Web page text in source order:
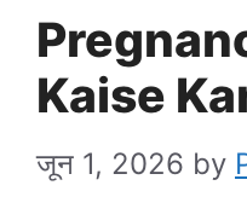
Kaise
जून 1, 2026 by